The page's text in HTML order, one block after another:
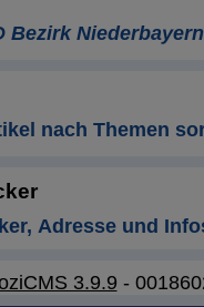
Bezirk Niederbayern
nach Themen
Adresse und
3.9.9 -